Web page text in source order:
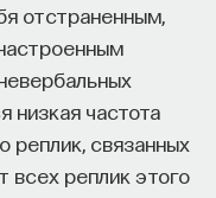
отстраненным,
низкая частота
реплик, связанных
всех реплик этого